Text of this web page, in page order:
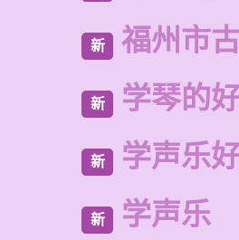
新 福州市
新 学琴的
新 学声乐
新 学声乐